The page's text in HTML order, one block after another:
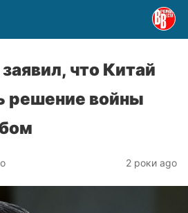
что Китай
решение войны
2 роки ago